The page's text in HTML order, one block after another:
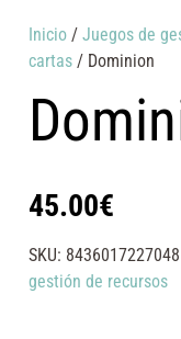
Inicio /Juegos de
cartas / Dominion
45.00€
SKU: 8436017227048
gestión de recursos